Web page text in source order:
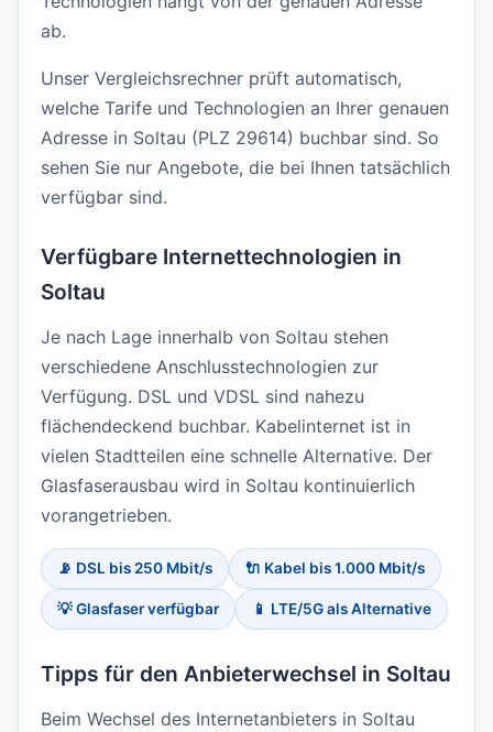
ab.
Unser Vergleichsrechner prüft automatisch,
welche Tarife und Technologien an Ihrer genauen
Adresse in Soltau (PLZ 29614) buchbar sind. So
sehen Sie nur Angebote, die bei Ihnen tatsächlich
verfügbar sind.
Verfügbare Internettechnologien in
Soltau
Je nach Lage innerhalb von Soltau stehen
verschiedene Anschlusstechnologien zur
Verfügung. DSL und VDSL sind nahezu
flächendeckend buchbar. Kabelinternet ist in
vielen Stadtteilen eine schnelle Alternative. Der
Glasfaserausbau wird in Soltau kontinuierlich
vorangetrieben.
📡 DSL bis 250 Mbit/s 🔌 Kabel bis 1.000 Mbit/s
💡 Glasfaser verfügbar 📱 LTE/5G als Alternative
Tipps für den Anbieterwechsel in Soltau
Beim Wechsel des Internetanbieters in Soltau